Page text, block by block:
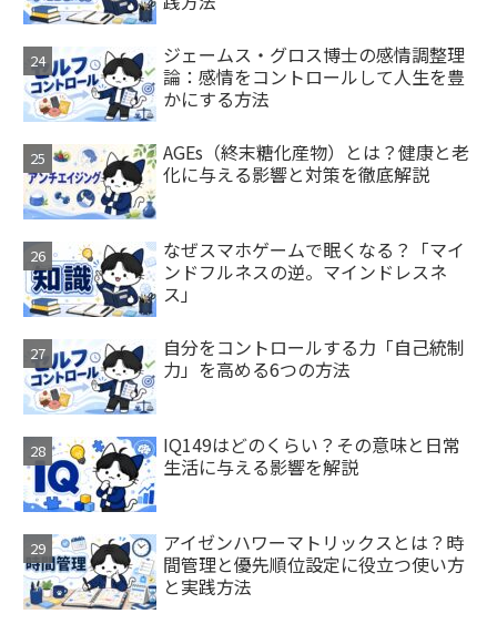
ジェームス・グロス博士の感情調整理
論：感情をコントロールして人生を豊
かにする方法
AGEs（終末糖化産物）とは？健康と老
化に与える影響と対策を徹底解説
なぜスマホゲームで眠くなる？「マイ
ンドフルネスの逆。マインドレスネ
ス」
自分をコントロールする力「自己統制
力」を高める6つの方法
IQ149はどのくらい？その意味と日常
生活に与える影響を解説
アイゼンハワーマトリックスとは？時
間管理と優先順位設定に役立つ使い方
と実践方法